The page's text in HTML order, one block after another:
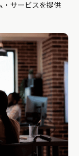
・サービスを提供